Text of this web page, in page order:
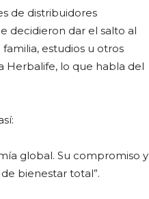
de distribuidores
decidieron dar el salto al
estudios u otros
Herbalife, lo que habla del
global. Su compromiso y
bienestar total”.